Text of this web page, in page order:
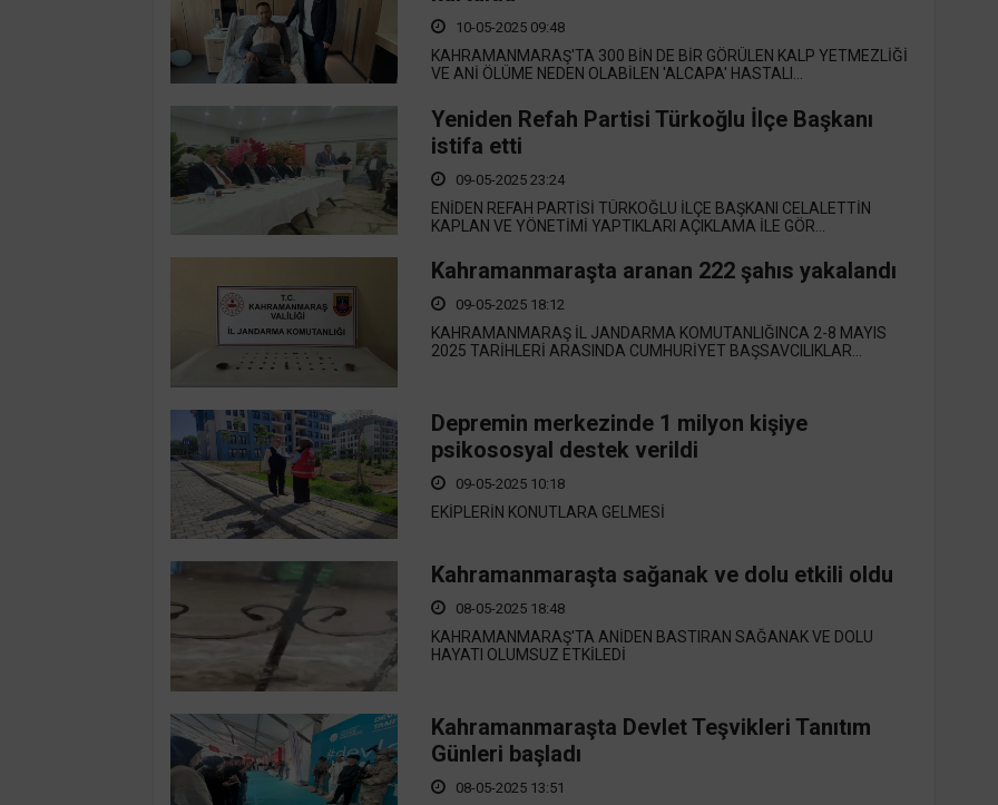
10-05-2025 09:48
KAHRAMANMARAŞ'TA 300 BİN DE BİR GÖRÜLEN KALP YETMEZLİĞİ
VE ANİ ÖLÜME NEDEN OLABİLEN 'ALCAPA' HASTALI...
Yeniden Refah Partisi Türkoğlu İlçe Başkanı
istifa etti
09-05-2025 23:24
ENİDEN REFAH PARTİSİ TÜRKOĞLU İLÇE BAŞKANI CELALETTİN
KAPLAN VE YÖNETİMİ YAPTIKLARI AÇIKLAMA İLE GÖR...
Kahramanmaraşta aranan 222 şahıs yakalandı
09-05-2025 18:12
KAHRAMANMARAŞ İL JANDARMA KOMUTANLIĞINCA 2-8 MAYIS
2025 TARİHLERİ ARASINDA CUMHURİYET BAŞSAVCILIKLAR...
Depremin merkezinde 1 milyon kişiye
psikososyal destek verildi
09-05-2025 10:18
EKİPLERİN KONUTLARA GELMESİ
Kahramanmaraşta sağanak ve dolu etkili oldu
08-05-2025 18:48
KAHRAMANMARAŞ'TA ANİDEN BASTIRAN SAĞANAK VE DOLU
HAYATI OLUMSUZ ETKİLEDİ
Kahramanmaraşta Devlet Teşvikleri Tanıtım
Günleri başladı
08-05-2025 13:51